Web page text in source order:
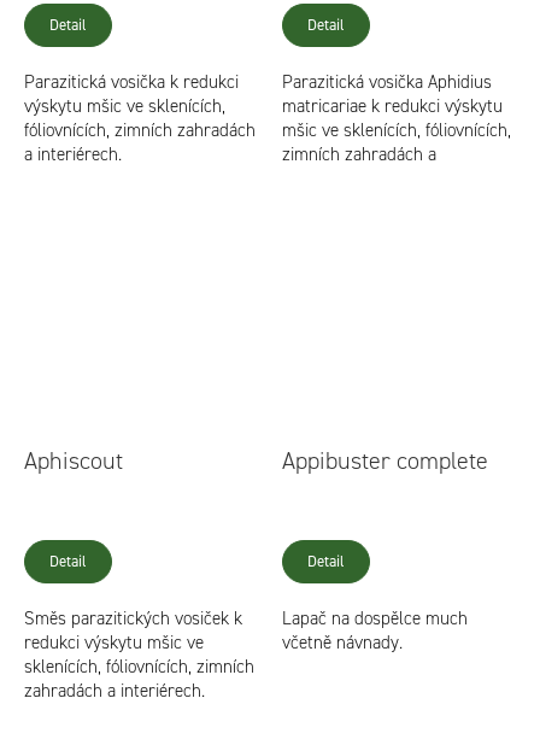
Detail
Parazitická vosička k redukci
výskytu mšic ve sklenících,
fóliovnících, zimních zahradách
a interiérech.
Detail
Parazitická vosička Aphidius
matricariae k redukci výskytu
mšic ve sklenících, fóliovnících,
zimních zahradách a
Aphiscout
Detail
Směs parazitických vosiček k
redukci výskytu mšic ve
sklenících, fóliovnících, zimních
zahradách a interiérech.
Appibuster complete
Detail
Lapač na dospělce much
včetně návnady.